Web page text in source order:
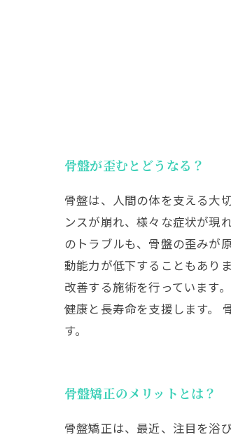
骨盤が歪むとどうなる？
骨盤は、人間の体を支える大
ンスが崩れ、様々な症状が現
のトラブルも、骨盤の歪みが
動能力が低下することもあり
改善する施術を行っています
健康と長寿命を支援します。
す。
骨盤矯正のメリットとは？
骨盤矯正は、最近、注目を浴